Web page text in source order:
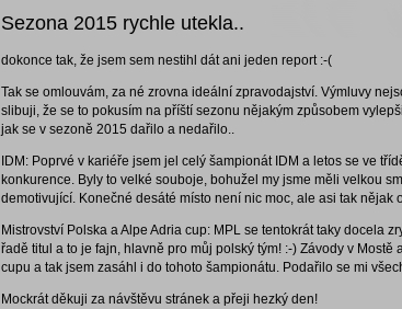
Sezona 2015 rychle utekla..
dokonce tak, že jsem sem nestihl dát ani jeden report :-(
Tak se omlouvám, za né zrovna ideální zpravodajství. Výmluvy
slibuji, že se to pokusím na příští sezonu nějakým způsobem
jak se v sezoně 2015 dařilo a nedařilo..
IDM: Poprvé v kariéře jsem jel celý šampionát IDM a letos se ve
konkurence. Byly to velké souboje, bohužel my jsme měli velkou
demotivující. Konečné desáté místo není nic moc, ale asi tak nějak
Mistrovství Polska a Alpe Adria cup: MPL se tentokrát taky docela
řadě titul a to je fajn, hlavně pro můj polský tým! :-) Závody v
cupu a tak jsem zasáhl i do tohoto šampionátu. Podařilo se mi
Mockrát děkuji za návštěvu stránek a přeji hezký den!